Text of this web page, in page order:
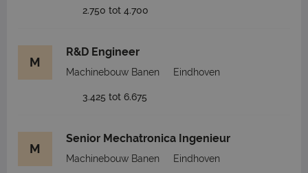
2.750 tot 4.700
M
R&D Engineer
Machinebouw Banen Eindhoven
3.425 tot 6.675
M
Senior Mechatronica Ingenieur
Machinebouw Banen Eindhoven